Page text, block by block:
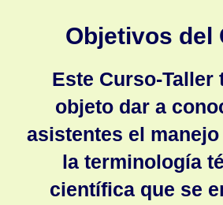
Objetivos del
Este Curso-Taller
objeto dar a
asistentes el
la terminología
científica que se